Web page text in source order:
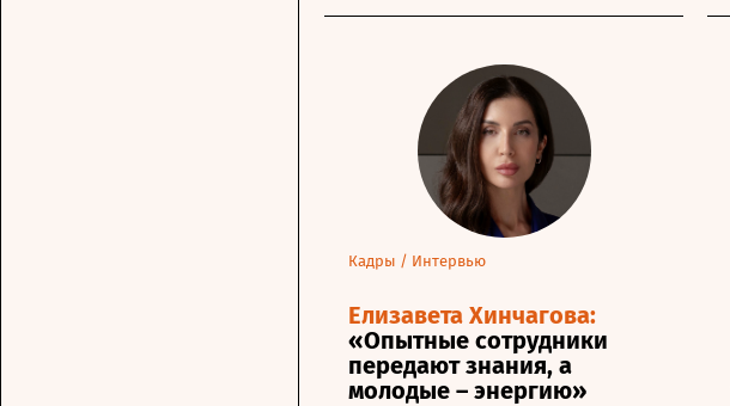
Кадры / Интервью
Елизавета Хинчагова:
«Опытные сотрудники
передают знания, а
молодые – энергию»